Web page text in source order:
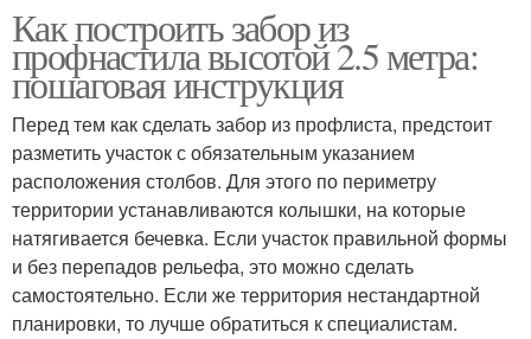
Как построить забор из
профнастила высотой 2.5 метра:
пошаговая инструкция
Перед тем как сделать забор из профлиста, предстоит
разметить участок с обязательным указанием
расположения столбов. Для этого по периметру
территории устанавливаются колышки, на которые
натягивается бечевка. Если участок правильной формы
и без перепадов рельефа, это можно сделать
самостоятельно. Если же территория нестандартной
планировки, то лучше обратиться к специалистам.